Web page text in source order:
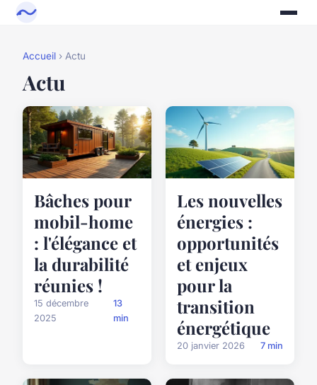
Accueil › Actu
Actu
Bâches pour
mobil-home
: l'élégance et
la durabilité
réunies !
15 décembre
2025
13
min
Les nouvelles
énergies :
opportunités
et enjeux
pour la
transition
énergétique
20 janvier 2026 7 min